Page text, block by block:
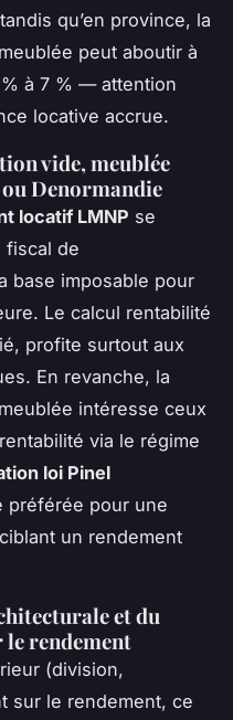
qu’en province, la
peut aboutir à
à 7 % — attention
locative accrue.
vide, meublée
Denormandie
locatif LMNP se
fiscal de
base imposable pour
Le calcul rentabilité
profite surtout aux
En revanche, la
intéresse ceux
via le régime
loi Pinel
préférée pour une
un rendement
et du
rendement
(division,
sur le rendement, ce